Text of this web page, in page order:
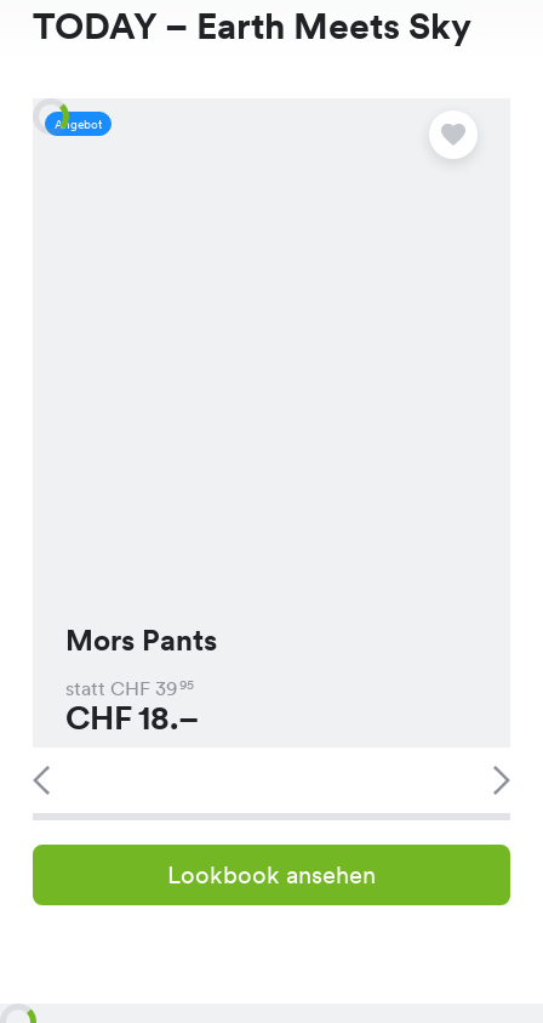
TODAY – Earth Meets Sky
Angebot
Mors Pants
statt CHF 3995
CHF18.–
Lookbook ansehen